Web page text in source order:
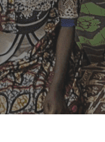
Warzywniak Charbela
Zrób zakupy u
wspieraj Głodnych
Cele
Kontakt